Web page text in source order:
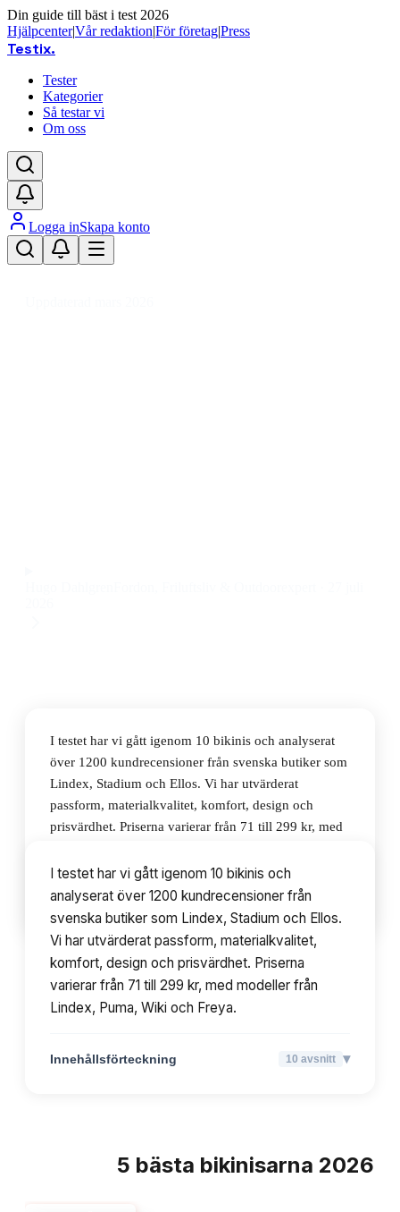
Din guide till bäst i test 2026
Hjälpcenter|Vår redaktion|För företag|Press
Testix.
Tester
Kategorier
Så testar vi
Om oss
Logga inSkapa konto
I testet har vi gått igenom 10 bikinis och analyserat
över 1200 kundrecensioner från svenska butiker som
Lindex, Stadium och Ellos. Vi har utvärderat
passform, materialkvalitet, komfort, design och
prisvärdhet. Priserna varierar från 71 till 299 kr, med
Innehållsförteckning 10avsnitt
I testet har vi gått igenom 10 bikinis och
analyserat över 1200 kundrecensioner från
svenska butiker som Lindex, Stadium och Ellos.
Vi har utvärderat passform, materialkvalitet,
komfort, design och prisvärdhet. Priserna
varierar från 71 till 299 kr, med modeller från
Lindex, Puma, Wiki och Freya.
Innehållsförteckning 10 avsnitt ▾
5 bästa bikinisarna 2026